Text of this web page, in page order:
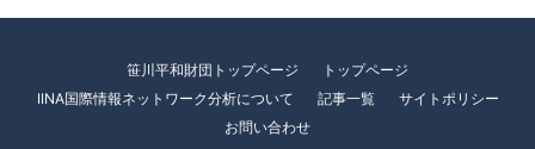
笹川平和財団トップページ
トップページ
IINA国際情報ネットワーク分析について
記事一覧
サイトポリシー
お問い合わせ